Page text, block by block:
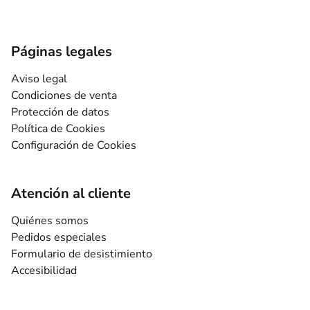
Páginas legales
Aviso legal
Condiciones de venta
Protección de datos
Política de Cookies
Configuración de Cookies
Atención al cliente
Quiénes somos
Pedidos especiales
Formulario de desistimiento
Accesibilidad